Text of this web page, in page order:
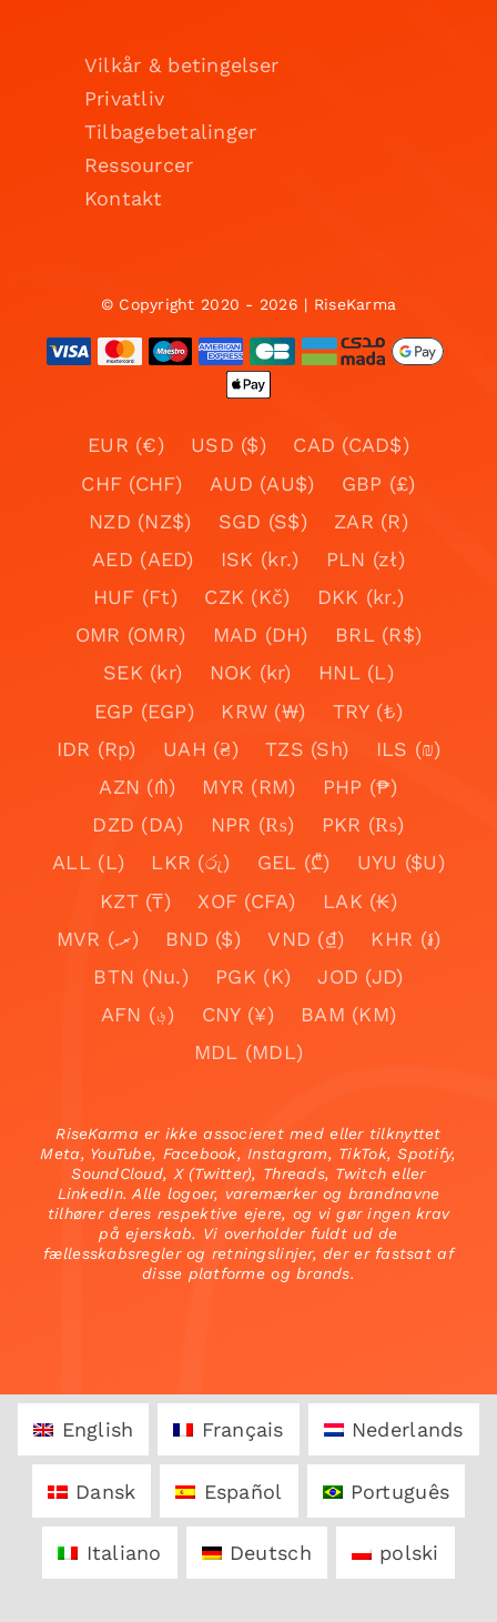
Vilkår & betingelser
Privatliv
Tilbagebetalinger
Ressourcer
Kontakt
© Copyright 2020 - 2026 | RiseKarma
EUR (€) USD ($)
CAD (CAD$)
CHF (CHF)
AUD (AU$)
GBP (£)
NZD (NZ$)
SGD (S$)
ZAR (R)
AED (AED)
ISK (kr.)
PLN (zł)
HUF (Ft)
CZK (Kč)
DKK (kr.)
OMR (OMR)
MAD (DH)
BRL (R$)
SEK (kr)
NOK (kr)
HNL (L)
EGP (EGP)
KRW (₩)
TRY (₺)
IDR (Rp)
UAH (₴) TZS (Sh)
ILS (₪)
AZN (₼)
MYR (RM)
PHP (₱)
DZD (DA)
NPR (₨)
PKR (₨)
ALL (L)
LKR (රු) GEL (₾)
UYU ($U)
KZT (₸)
XOF (CFA)
LAK (₭)
MVR (.ރ)
BND ($) VND (₫)
KHR (៛)
BTN (Nu.)
PGK (K)
JOD (JD)
AFN (؋)
CNY (¥)
BAM (KM)
MDL (MDL)
RiseKarma er ikke associeret med eller tilknyttet
Meta, YouTube, Facebook, Instagram, TikTok, Spotify,
SoundCloud, X (Twitter), Threads, Twitch eller
LinkedIn. Alle logoer, varemærker og brandnavne
tilhører deres respektive ejere, og vi gør ingen krav
på ejerskab. Vi overholder fuldt ud de
fællesskabsregler og retningslinjer, der er fastsat af
disse platforme og brands.
English Français Nederlands
Dansk Español Português
Italiano Deutsch polski